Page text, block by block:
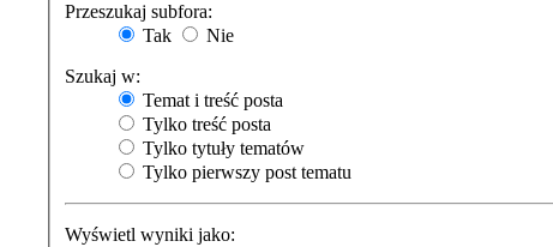
Przeszukaj subfora:
Tak
Nie
Szukaj w:
Temat i treść posta
Tylko treść posta
Tylko tytuły tematów
Tylko pierwszy post tematu
Wyświetl wyniki jako: